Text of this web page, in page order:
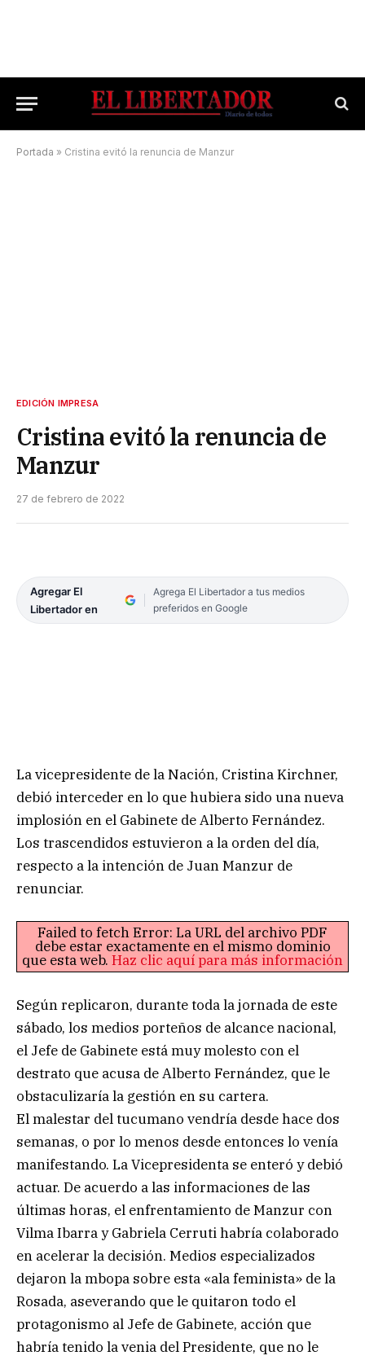
Portada » Cristina evitó la renuncia de Manzur
EDICIÓN IMPRESA
Cristina evitó la renuncia de
Manzur
27 de febrero de 2022
Agregar El
Libertador en
Agrega El Libertador a tus medios
preferidos en Google
La vicepresidente de la Nación, Cristina Kirchner,
debió interceder en lo que hubiera sido una nueva
implosión en el Gabinete de Alberto Fernández.
Los trascendidos estuvieron a la orden del día,
respecto a la intención de Juan Manzur de
renunciar.
Failed to fetch Error: La URL del archivo PDF
debe estar exactamente en el mismo dominio
que esta web. Haz clic aquí para más información
Según replicaron, durante toda la jornada de este
sábado, los medios porteños de alcance nacional,
el Jefe de Gabinete está muy molesto con el
destrato que acusa de Alberto Fernández, que le
obstaculizaría la gestión en su cartera.
El malestar del tucumano vendría desde hace dos
semanas, o por lo menos desde entonces lo venía
manifestando. La Vicepresidenta se enteró y debió
actuar. De acuerdo a las informaciones de las
últimas horas, el enfrentamiento de Manzur con
Vilma Ibarra y Gabriela Cerruti habría colaborado
en acelerar la decisión. Medios especializados
dejaron la mbopa sobre esta «ala feminista» de la
Rosada, aseverando que le quitaron todo el
protagonismo al Jefe de Gabinete, acción que
habría tenido la venia del Presidente, que no le